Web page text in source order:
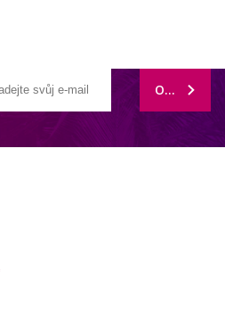
ODEBÍRAT